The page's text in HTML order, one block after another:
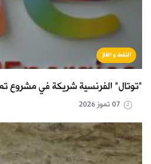
النفط و الغاز
"توتال" الفرنسية شريكة في مشروع